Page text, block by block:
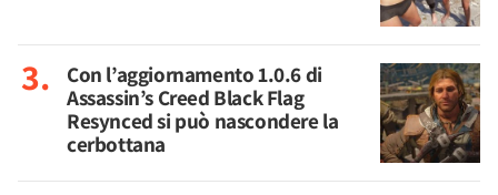
Con l’aggiornamento 1.0.6 di
Assassin’s Creed Black Flag
Resynced si può nascondere la
cerbottana